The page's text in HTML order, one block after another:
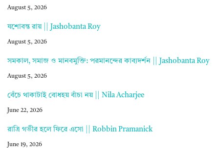
August 5, 2026
যশোবন্ত রায় || Jashobanta Roy
August 5, 2026
সমকাল, সমাজ ও মানবমুক্তি: পরমানন্দের কাব্যদর্শন || Jashobanta Roy
August 5, 2026
বেঁচে থাকাটাই বোধহয় বাঁচা নয় || Nila Acharjee
June 22, 2026
রাত্রি গভীর হলে ফিরে এসো || Robbin Pramanick
June 19, 2026